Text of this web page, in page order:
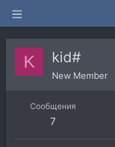
K kid#
New Member
Сообщения
7